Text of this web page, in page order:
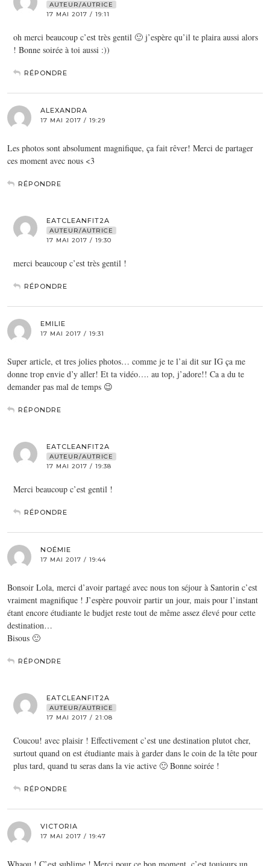
AUTEUR/AUTRICE
17 MAI 2017 / 19:11
oh merci beaucoup c’est très gentil 🙂 j’espère qu’il te plaira aussi alors
! Bonne soirée à toi aussi :))
RÉPONDRE
ALEXANDRA
17 MAI 2017 / 19:29
Les photos sont absolument magnifique, ça fait rêver! Merci de partager
ces moment avec nous <3
RÉPONDRE
EATCLEANFIT2A
AUTEUR/AUTRICE
17 MAI 2017 / 19:30
merci beaucoup c’est très gentil !
RÉPONDRE
EMILIE
17 MAI 2017 / 19:31
Super article, et tres jolies photos… comme je te l’ai dit sur IG ça me
donne trop envie d’y aller! Et ta vidéo…. au top, j’adore!! Ca a du te
demander pas mal de temps 😉
RÉPONDRE
EATCLEANFIT2A
AUTEUR/AUTRICE
17 MAI 2017 / 19:38
Merci beaucoup c’est gentil !
RÉPONDRE
NOÉMIE
17 MAI 2017 / 19:44
Bonsoir Lola, merci d’avoir partagé avec nous ton séjour à Santorin c’est
vraiment magnifique ! J’espère pouvoir partir un jour, mais pour l’instant
étant encore étudiante le budjet reste tout de même assez élevé pour cette
destination…
Bisous 🙂
RÉPONDRE
EATCLEANFIT2A
AUTEUR/AUTRICE
17 MAI 2017 / 21:08
Coucou! avec plaisir ! Effectivement c’est une destination plutot cher,
surtout quand on est étudiante mais à garder dans le coin de la tête pour
plus tard, quand tu seras dans la vie active 🙂 Bonne soirée !
RÉPONDRE
VICTORIA
17 MAI 2017 / 19:47